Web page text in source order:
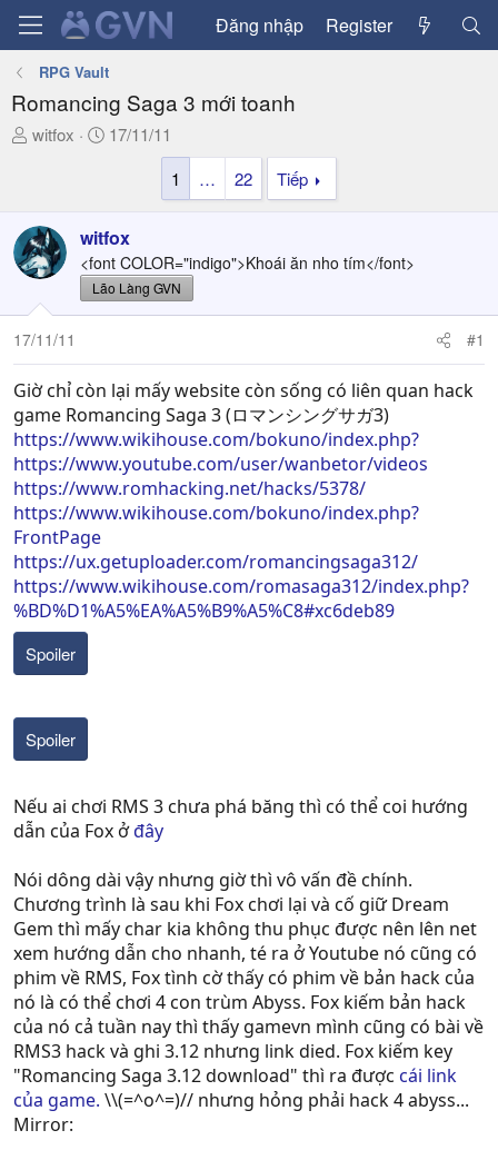
Đăng nhập Register
RPG Vault
Romancing Saga 3 mới toanh
T
a
d
s
a
r
t
e
r
witfox
N
g
ử
i
17/11/11
1
… 22 Tiếp
witfox
<font COLOR="indigo">Khoái ăn nho tím</font>
Lão Làng GVN
17/11/11 #1
Giờ chỉ còn lại mấy website còn sống có liên quan hack
game Romancing Saga 3 (ロマンシングサガ3)
https://www.wikihouse.com/bokuno/index.php?
https://www.youtube.com/user/wanbetor/videos
https://www.romhacking.net/hacks/5378/
https://www.wikihouse.com/bokuno/index.php?
FrontPage
https://ux.getuploader.com/romancingsaga312/
https://www.wikihouse.com/romasaga312/index.php?
%BD%D1%A5%EA%A5%B9%A5%C8#xc6deb89
Spoiler
Spoiler
Nếu ai chơi RMS 3 chưa phá băng thì có thể coi hướng
dẫn của Fox ởđây
Nói dông dài vậy nhưng giờ thì vô vấn đề chính.
Chương trình là sau khi Fox chơi lại và cố giữ Dream
Gem thì mấy char kia không thu phục được nên lên net
xem hướng dẫn cho nhanh, té ra ở Youtube nó cũng có
phim về RMS, Fox tình cờ thấy có phim về bản hack của
nó là có thể chơi 4 con trùm Abyss. Fox kiếm bản hack
của nó cả tuần nay thì thấy gamevn mình cũng có bài về
RMS3 hack và ghi 3.12 nhưng link died. Fox kiếm key
"Romancing Saga 3.12 download" thì ra được cái link
của game. \\(=^o^=)// nhưng hỏng phải hack 4 abyss...
Mirror: